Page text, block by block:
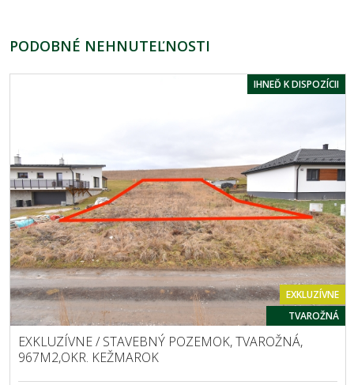
PODOBNÉ NEHNUTEĽNOSTI
IHNEĎ K DISPOZÍCII
EXKLUZÍVNE
TVAROŽNÁ
EXKLUZÍVNE / STAVEBNÝ POZEMOK, TVAROŽNÁ,
967M2,OKR. KEŽMAROK